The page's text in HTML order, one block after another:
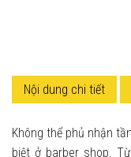
Nội dung chi tiết
Không thể phủ nhận
biệt ở barber shop.